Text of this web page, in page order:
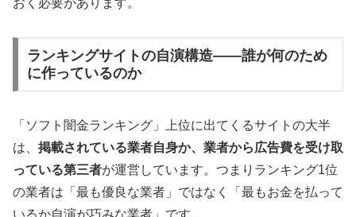
おく必要があります。
ランキングサイトの自演構造——誰が何のため
に作っているのか
「ソフト闇金ランキング」上位に出てくるサイトの大半
は、 掲載されている業者自身か、業者から広告費を受け取
っている第三者が運営しています。つまりランキング1位
の業者は「最も優良な業者」ではなく「最もお金を払って
いるか自演が巧みな業者」です。